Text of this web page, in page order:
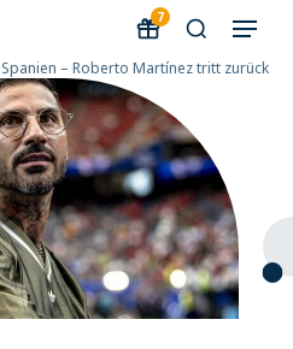
7
– Roberto Martínez tritt zurück